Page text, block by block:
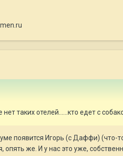
таких отелей......кто едет с
появится Игорь (с Даффи) (что-
же. И у нас это уже,